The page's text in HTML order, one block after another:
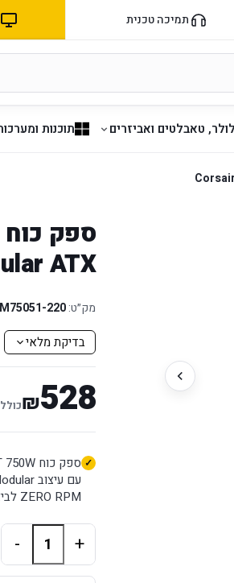
תמיכה טכנית
טאבלטים ואביזרים תוכנות
ATX
מק״ט:220-RM75051
בדיקת מלאי
528
₪
ZERO RPM לביצועים שקטים ויעילים. אחריות ל־5 שנים.
+
-